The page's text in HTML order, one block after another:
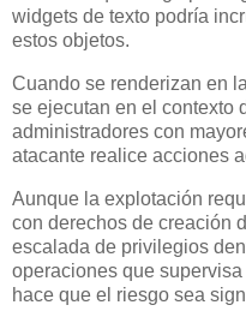
widgets de texto podría
estos objetos.
Cuando se renderizan en
se ejecutan en el contexto
administradores con
atacante realice acciones
Aunque la explotación
con derechos de creación
escalada de privilegios
operaciones que
hace que el riesgo sea